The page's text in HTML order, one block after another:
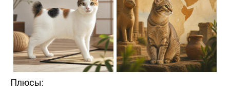
Плюсы: